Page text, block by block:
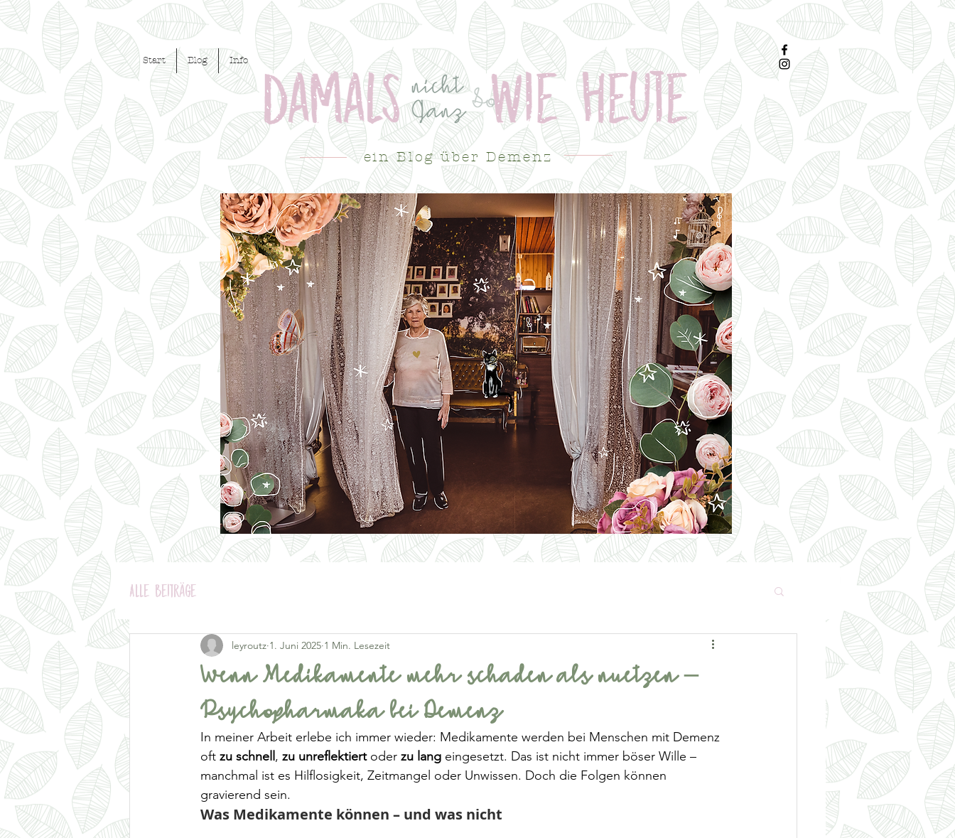
Start Blog Info
ein Blog über Demenz
Alle Beiträge
Wenn Medikamente mehr schaden als nuetzen –
Psychopharmaka bei Demenz
leyroutz 1. Juni 2025 1 Min. Lesezeit
In meiner Arbeit erlebe ich immer wieder: Medikamente werden bei Menschen mit Demenz
oft zu schnell , zu unreflektiert oder zu lang eingesetzt. Das ist nicht immer böser Wille –
manchmal ist es Hilflosigkeit, Zeitmangel oder Unwissen. Doch die Folgen können
gravierend sein.
Was Medikamente können – und was nicht